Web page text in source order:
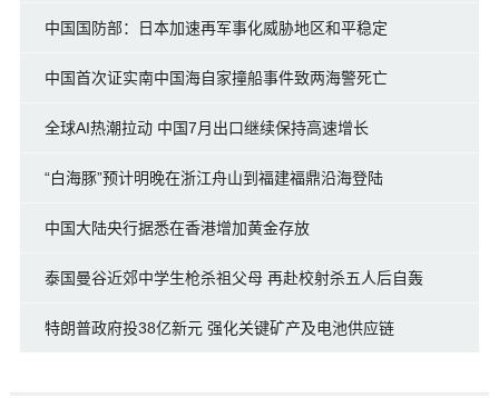
中国国防部：日本加速再军事化威胁地区和平稳定
中国首次证实南中国海自家撞船事件致两海警死亡
全球AI热潮拉动 中国7月出口继续保持高速增长
“白海豚”预计明晚在浙江舟山到福建福鼎沿海登陆
中国大陆央行据悉在香港增加黄金存放
泰国曼谷近郊中学生枪杀祖父母 再赴校射杀五人后自轰
特朗普政府投38亿新元 强化关键矿产及电池供应链